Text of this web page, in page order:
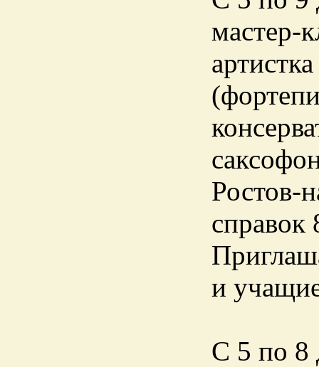
мастер-
Ростов-
справок
и
С 5 по 8